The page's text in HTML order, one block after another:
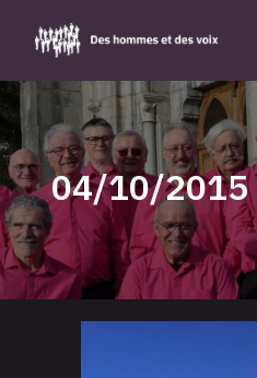
04/10/2015